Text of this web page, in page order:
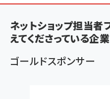
く
ず
ネットショップ担当者
えてくださっている企
ゴールドスポンサー